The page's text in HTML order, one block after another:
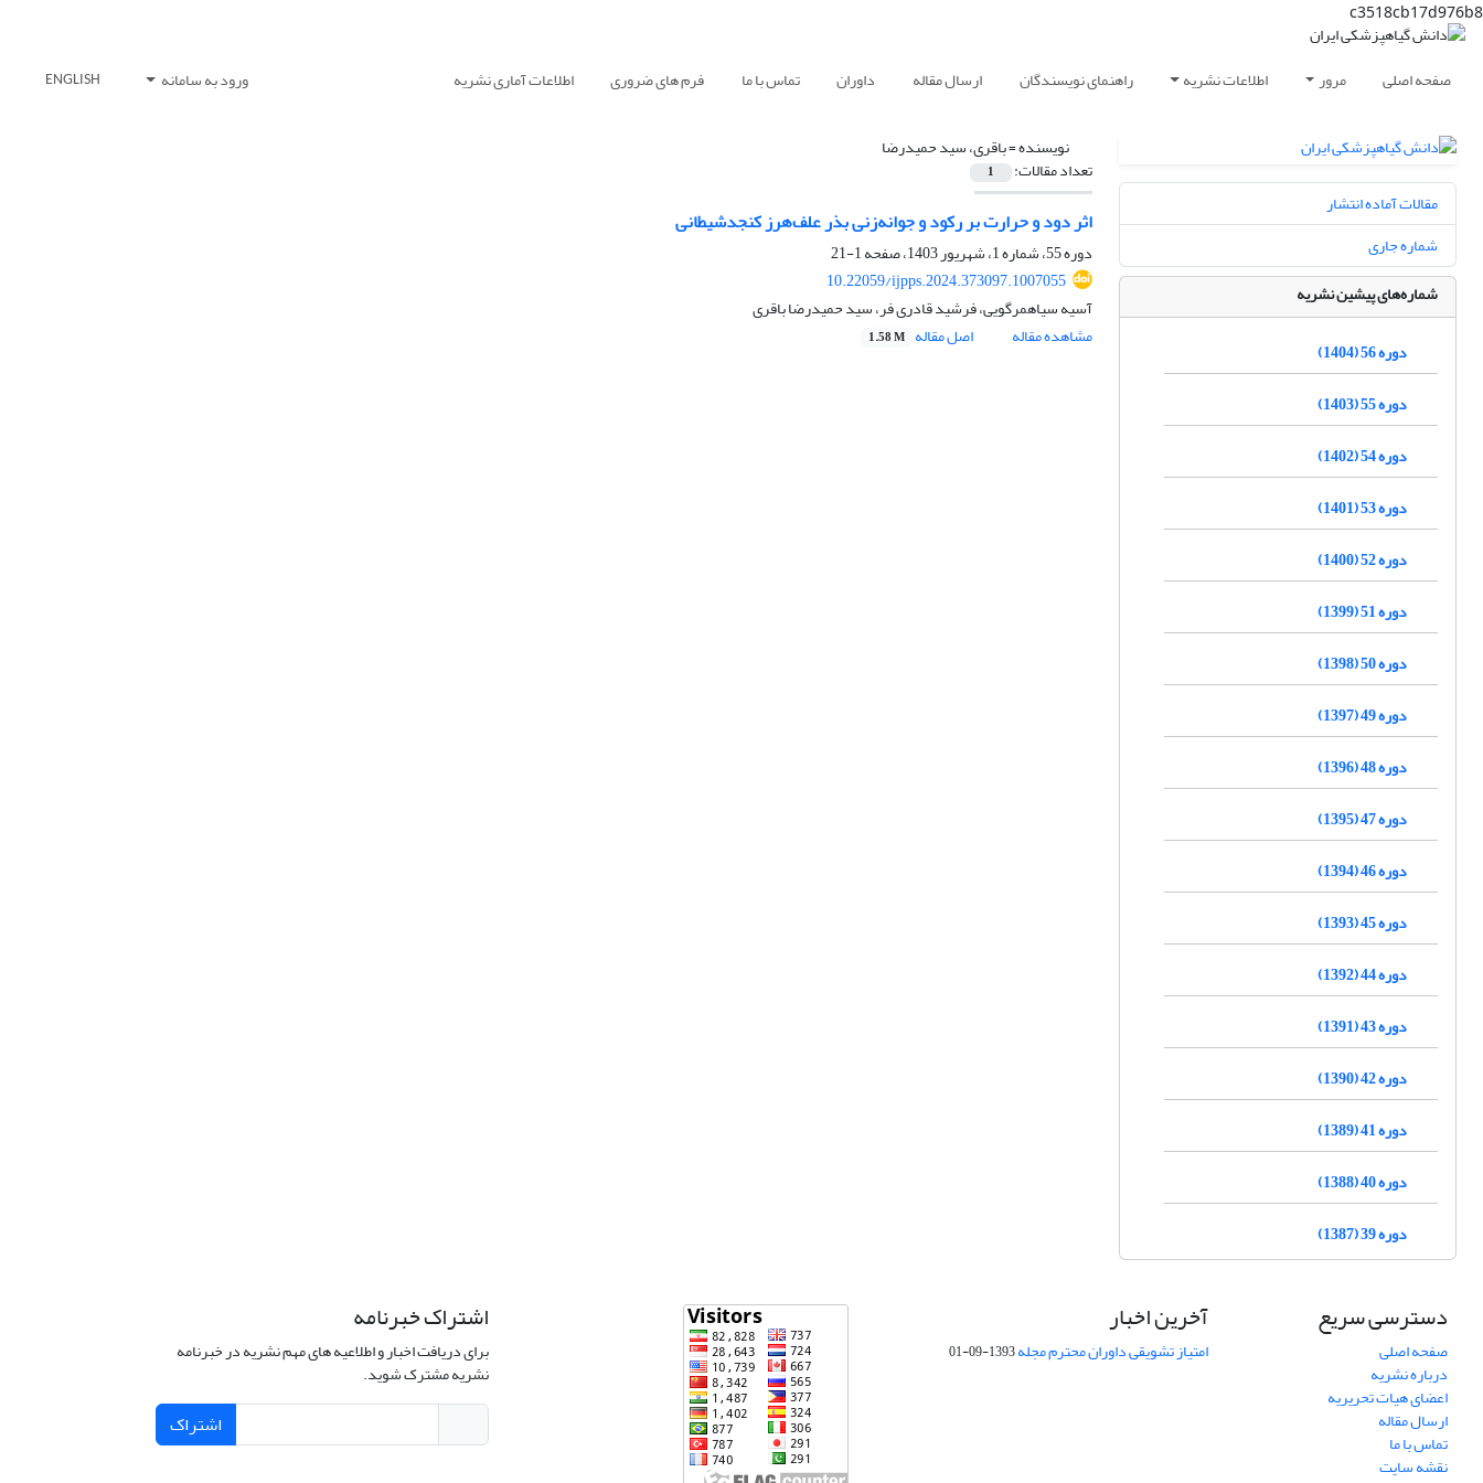
c3518cb17d976b8
صفحه اصلی مرور اطلاعات نشریه راهنمای نویسندگان ارسال مقاله داوران تماس با ما فرم های ضروری اطلاعات آماری نشریه ورود به سامانه ENGLISH
نویسنده =باقری، سید حمیدرضا
تعداد مقالات: 1
اثر دود و حرارت بر رکود و جوانه‌زنی بذر علف‌هرز کنجدشیطانی
دوره 55، شماره 1، شهریور 1403، صفحه
1-21
10.22059/ijpps.2024.373097.1007055
آسیه سیاهمرگویی، فرشید قادری فر، سید حمیدرضا باقری
مشاهده مقاله
اصل مقاله 1.58 M
مقالات آماده انتشار
شماره جاری
شماره‌های پیشین نشریه
دوره 56 (1404)
دوره 55 (1403)
دوره 54 (1402)
دوره 53 (1401)
دوره 52 (1400)
دوره 51 (1399)
دوره 50 (1398)
دوره 49 (1397)
دوره 48 (1396)
دوره 47 (1395)
دوره 46 (1394)
دوره 45 (1393)
دوره 44 (1392)
دوره 43 (1391)
دوره 42 (1390)
دوره 41 (1389)
دوره 40 (1388)
دوره 39 (1387)
دسترسی سریع
صفحه اصلی
درباره نشریه
اعضای هیات تحریریه
ارسال مقاله
تماس با ما
نقشه سایت
آخرین اخبار
امتیاز تشویقی داوران محترم مجله1393-09-01
اشتراک خبرنامه
برای دریافت اخبار و اطلاعیه های مهم نشریه در خبرنامه
نشریه مشترک شوید.
اشتراک